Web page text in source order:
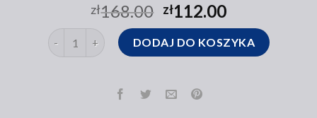
zł168.00 zł112.00
ilość torba sportowa małaDODAJ DO KOSZYKA